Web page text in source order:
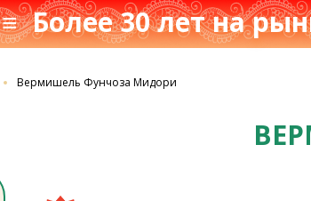
≡ Более 30 лет на
Вермишель Фунчоза Мидори